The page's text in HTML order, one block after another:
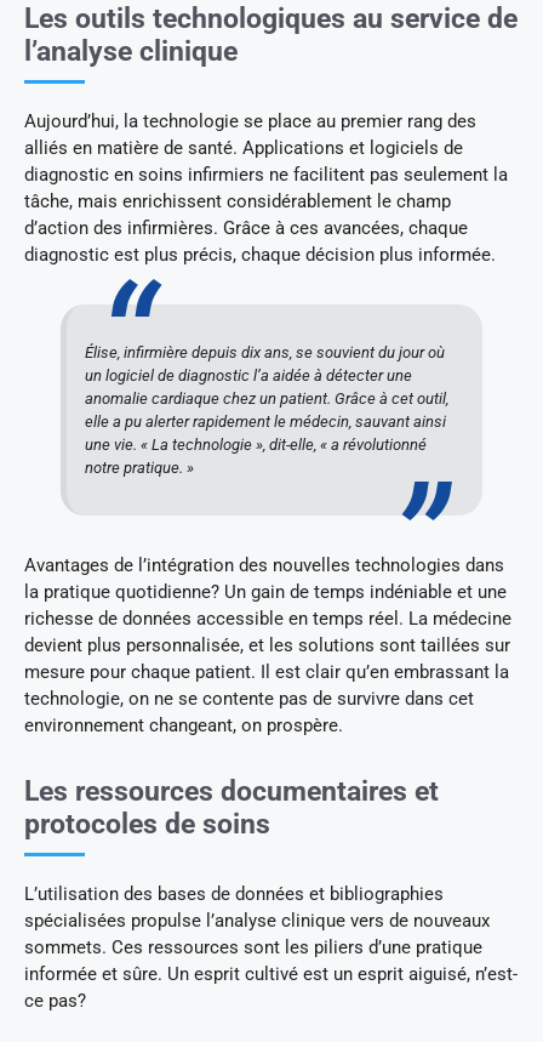
Les outils technologiques au service de
l’analyse clinique
Aujourd’hui, la technologie se place au premier rang des
alliés en matière de santé. Applications et logiciels de
diagnostic en soins infirmiers ne facilitent pas seulement la
tâche, mais enrichissent considérablement le champ
d’action des infirmières. Grâce à ces avancées, chaque
diagnostic est plus précis, chaque décision plus informée.
Élise, infirmière depuis dix ans, se souvient du jour où
un logiciel de diagnostic l’a aidée à détecter une
anomalie cardiaque chez un patient. Grâce à cet outil,
elle a pu alerter rapidement le médecin, sauvant ainsi
une vie. « La technologie », dit-elle, « a révolutionné
notre pratique. »
Avantages de l’intégration des nouvelles technologies dans
la pratique quotidienne? Un gain de temps indéniable et une
richesse de données accessible en temps réel. La médecine
devient plus personnalisée, et les solutions sont taillées sur
mesure pour chaque patient. Il est clair qu’en embrassant la
technologie, on ne se contente pas de survivre dans cet
environnement changeant, on prospère.
Les ressources documentaires et
protocoles de soins
L’utilisation des bases de données et bibliographies
spécialisées propulse l’analyse clinique vers de nouveaux
sommets. Ces ressources sont les piliers d’une pratique
informée et sûre. Un esprit cultivé est un esprit aiguisé, n’est-
ce pas?